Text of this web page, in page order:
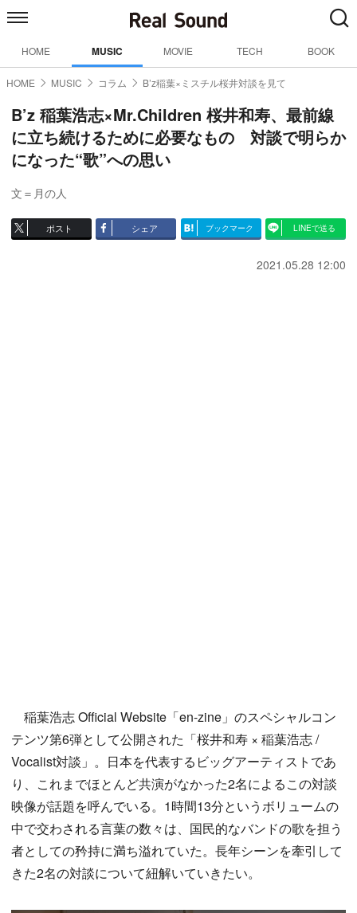
HOME MUSIC MOVIE TECH BOOK
HOME MUSIC コラム B’z稲葉×ミスチル桜井対談を見て
B’z 稲葉浩志×Mr.Children 桜井和寿、最前線
に立ち続けるために必要なもの 対談で明らか
になった“歌”への思い
文＝月の人
ポスト シェア ブックマーク LINEで送る
2021.05.28 12:00
稲葉浩志 Official Website「en-zine」のスペシャルコン
テンツ第6弾として公開された「桜井和寿 × 稲葉浩志 /
Vocalist対談」。日本を代表するビッグアーティストであ
り、これまでほとんど共演がなかった2名によるこの対談
映像が話題を呼んでいる。1時間13分というボリュームの
中で交わされる言葉の数々は、国民的なバンドの歌を担う
者としての矜持に満ち溢れていた。長年シーンを牽引して
きた2名の対談について紐解いていきたい。